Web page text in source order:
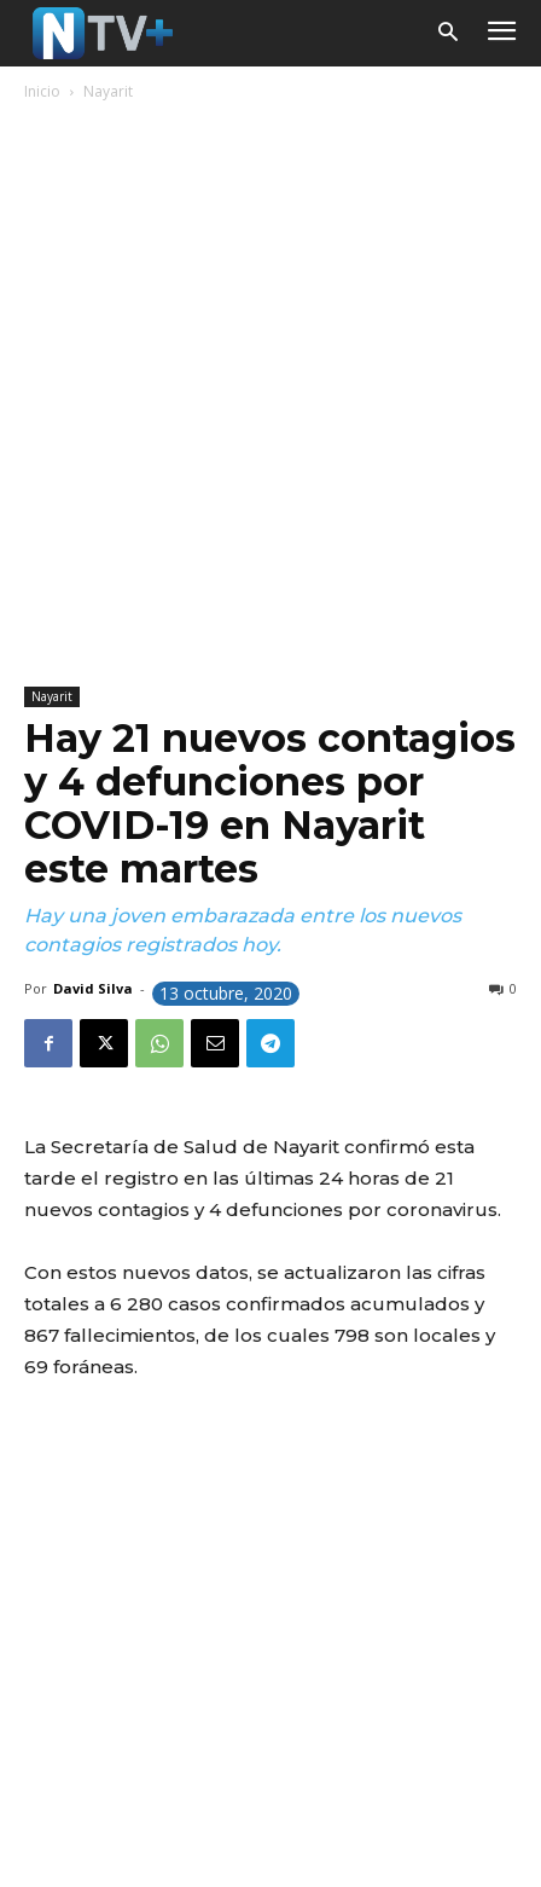
Inicio Nayarit
Nayarit
Hay 21 nuevos contagios
y 4 defunciones por
COVID-19 en Nayarit
este martes
Hay una joven embarazada entre los nuevos
contagios registrados hoy.
Por David Silva - 13 octubre, 2020 0
La Secretaría de Salud de Nayarit confirmó esta
tarde el registro en las últimas 24 horas de 21
nuevos contagios y 4 defunciones por coronavirus.
Con estos nuevos datos, se actualizaron las cifras
totales a 6 280 casos confirmados acumulados y
867 fallecimientos, de los cuales 798 son locales y
69 foráneas.